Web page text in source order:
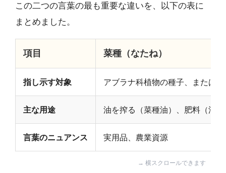
この二つの言葉の最も重要な違いを、以下の表に
まとめました。
項目 菜種（なたね）
指し示す対象 アブラナ科植物の種子、または
主な用途 油を搾る（菜種油）、肥料（油
言葉のニュアンス 実用品、農業資源